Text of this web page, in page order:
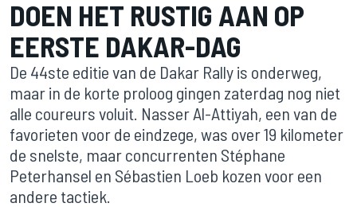
DOEN HET RUSTIG AAN OP
EERSTE DAKAR-DAG
De 44ste editie van de Dakar Rally is onderweg,
maar in de korte proloog gingen zaterdag nog niet
alle coureurs voluit. Nasser Al-Attiyah, een van de
favorieten voor de eindzege, was over 19 kilometer
de snelste, maar concurrenten Stéphane
Peterhansel en Sébastien Loeb kozen voor een
andere tactiek.